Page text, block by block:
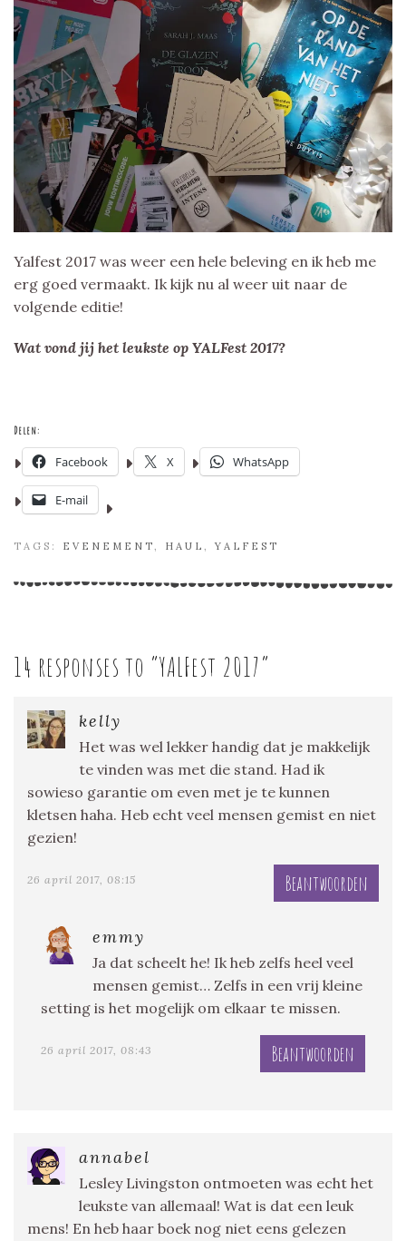
Yalfest 2017 was weer een hele beleving en ik heb me
erg goed vermaakt. Ik kijk nu al weer uit naar de
volgende editie!
Wat vond jij het leukste op YALFest 2017?
Delen:
Facebook X WhatsApp
E-mail
TAGS: EVENEMENT, HAUL ,YALFEST
14 responses to “YALFest 2017”
kelly
Het was wel lekker handig dat je makkelijk
te vinden was met die stand. Had ik
sowieso garantie om even met je te kunnen
kletsen haha. Heb echt veel mensen gemist en niet
gezien!
26 april 2017, 08:15 Beantwoorden
emmy
Ja dat scheelt he! Ik heb zelfs heel veel
mensen gemist… Zelfs in een vrij kleine
setting is het mogelijk om elkaar te missen.
26 april 2017, 08:43 Beantwoorden
annabel
Lesley Livingston ontmoeten was echt het
leukste van allemaal! Wat is dat een leuk
mens! En heb haar boek nog niet eens gelezen